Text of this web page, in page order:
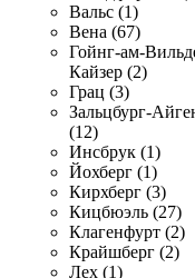
Вальс (1)
Вена (67)
Гойнг-ам-
Кайзер (2)
Грац (3)
Зальцбург-
(12)
Инсбрук (1)
Йохберг (1)
Кирхберг (3)
Кицбюэль (27)
Клагенфурт (2)
Крайшберг (2)
Лех (1)